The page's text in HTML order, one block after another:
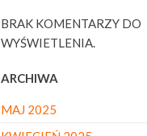
BRAK KOMENTARZY DO
WYŚWIETLENIA.
ARCHIWA
MAJ 2025